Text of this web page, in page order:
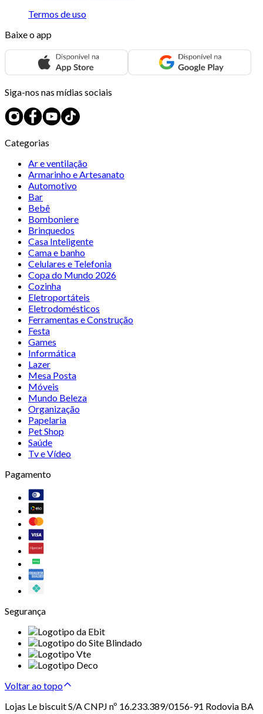
Termos de uso
Baixe o app
Siga-nos nas mídias sociais
Categorias
Ar e ventilação
Armarinho e Artesanato
Automotivo
Bar
Bebê
Bomboniere
Brinquedos
Casa Inteligente
Cama e banho
Celulares e Telefonia
Copa do Mundo 2026
Cozinha
Eletroportáteis
Eletrodomésticos
Ferramentas e Construção
Festa
Games
Informática
Lazer
Mesa Posta
Móveis
Mundo Beleza
Organização
Papelaria
Pet Shop
Saúde
Tv e Vídeo
Pagamento
Segurança
Voltar ao topo
Lojas Le biscuit S/A CNPJ nº 16.233.389/0156-91 Rodovia BA